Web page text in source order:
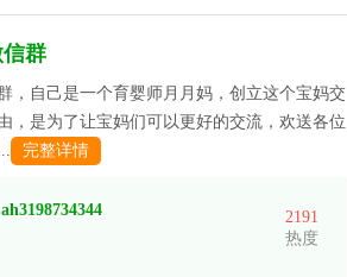
群
，自己是一个育婴师月月妈，创立这个宝妈交
，是为了让宝妈们可以更好的交流，欢送各位
完整详情
ah3198734344
2191
热度